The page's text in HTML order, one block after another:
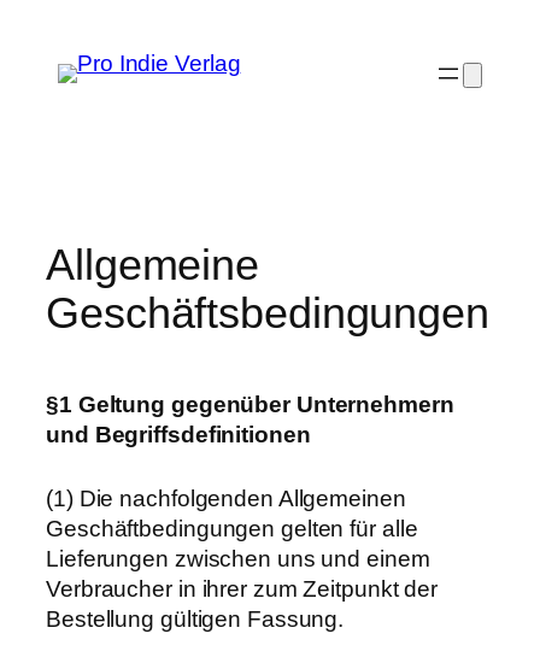
springen
Allgemeine
Geschäftsbedingungen
§1 Geltung gegenüber Unternehmern
und Begriffsdefinitionen
(1) Die nachfolgenden Allgemeinen
Geschäftbedingungen gelten für alle
Lieferungen zwischen uns und einem
Verbraucher in ihrer zum Zeitpunkt der
Bestellung gültigen Fassung.